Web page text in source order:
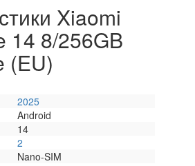
Xiaomi
14 8/256GB
(EU)
2025
Android
14
2
Nano-SIM